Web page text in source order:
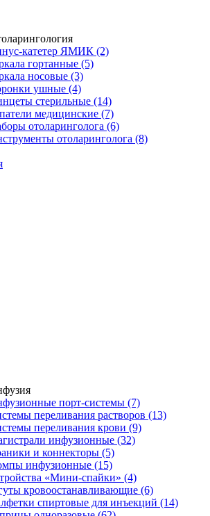
катетер ЯМИК (2)
гортанные (5)
носовые (3)
ушные (4)
стерильные (14)
медицинские (7)
отоларинголога (6)
отоларинголога (8)
порт-системы (7)
переливания растворов (13)
переливания крови (9)
инфузионные (32)
и коннекторы (5)
инфузионные (15)
«Мини-спайки» (4)
кровоостанавливающие (6)
спиртовые для инъекций (14)